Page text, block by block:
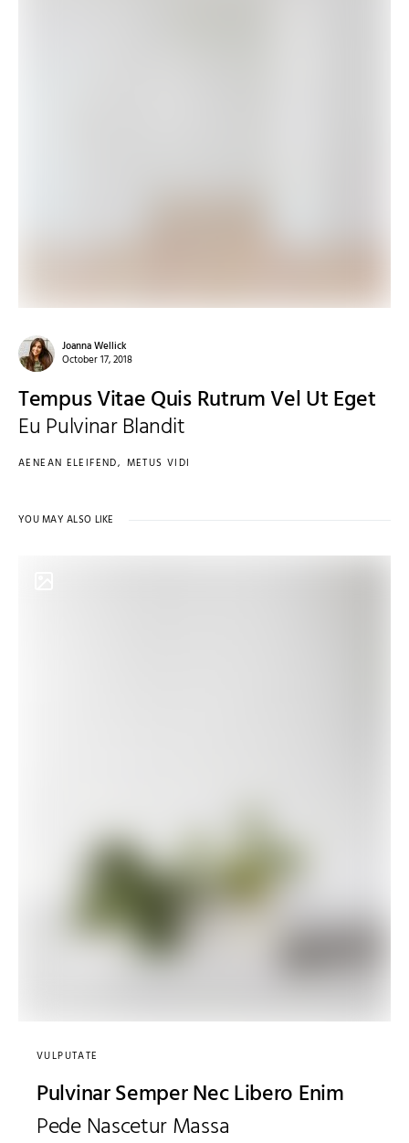
Joanna Wellick
October 17, 2018
Tempus Vitae Quis Rutrum Vel Ut Eget
Eu Pulvinar Blandit
AENEAN ELEIFEND METUS VIDI
YOU MAY ALSO LIKE
VULPUTATE
Pulvinar Semper Nec Libero Enim
Pede Nascetur Massa